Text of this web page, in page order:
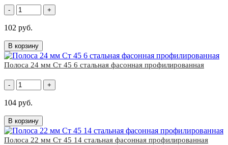
- +
102 руб.
В корзину
Полоса 24 мм Ст 45 6 стальная фасонная профилированная
- +
104 руб.
В корзину
Полоса 22 мм Ст 45 14 стальная фасонная профилированная